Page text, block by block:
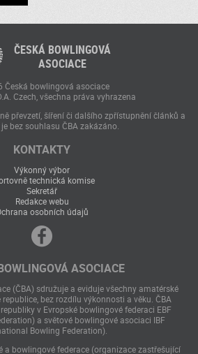
ČESKÁ BOWLINGOVÁ
ASOCIACE
Česká bowlingová asociace
Czech, všechna práva vyhrazena
převzetí, šíření či dalšího zpřístupnění článků a
bez souhlasu ČBA zakázáno.
KONTAKTY
Výkonný výbor
technická komise
Sekretář
Redakce webu
osobních údajů
ASOCIACE
(ČBA) sdružuje a eviduje všechny amatérské
bez rozdílu výkonnosti a věku. ČBA
v Evropské bowlingové federaci EBF
a světové bowlingové asociaci IBF
Bowling Federation).
a bowlingové federace (organizace zastřešující